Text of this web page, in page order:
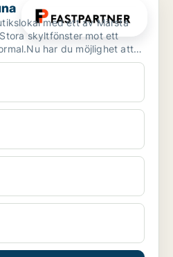
med ett av Märsta
skyltfönster mot ett
har du möjlighet att